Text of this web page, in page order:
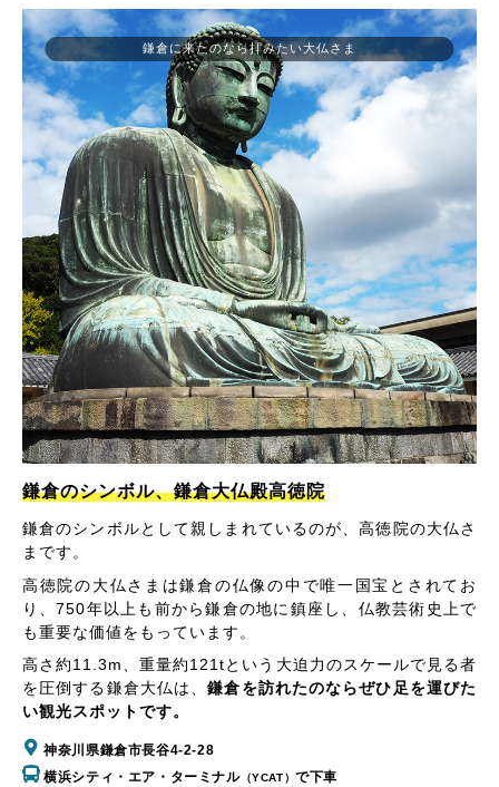
鎌倉のシンボル、鎌倉大仏殿高徳院
鎌倉のシンボルとして親しまれているのが、高徳院の大仏さ
まです。
高徳院の大仏さまは鎌倉の仏像の中で唯一国宝とされてお
り、750年以上も前から鎌倉の地に鎮座し、仏教芸術史上で
も重要な価値をもっています。
高さ約11.3m、重量約121tという大迫力のスケールで見る者
を圧倒する鎌倉大仏は、鎌倉を訪れたのならぜひ足を運びた
い観光スポットです。
神奈川県鎌倉市長谷4-2-28
横浜シティ・エア・ターミナル（YCAT）で下車
鎌倉に来たのなら拝みたい大仏さま